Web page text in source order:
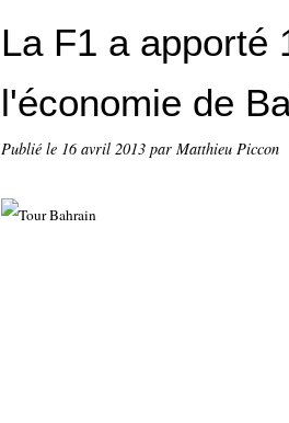
La F1 a apporté
l'économie de
Publié le 16 avril 2013 par Matthieu Piccon